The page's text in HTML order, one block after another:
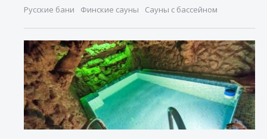
Русские бани
Финские сауны Сауны с бассейном